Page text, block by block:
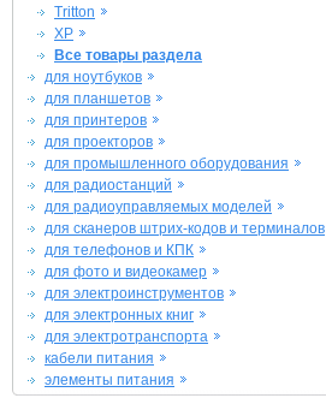
Tritton
XP
Все товары раздела
для ноутбуков
для планшетов
для принтеров
для проекторов
для промышленного оборудования
для радиостанций
для радиоуправляемых моделей
для сканеров штрих-кодов и терминалов
для телефонов и КПК
для фото и видеокамер
для электроинструментов
для электронных книг
для электротранспорта
кабели питания
элементы питания